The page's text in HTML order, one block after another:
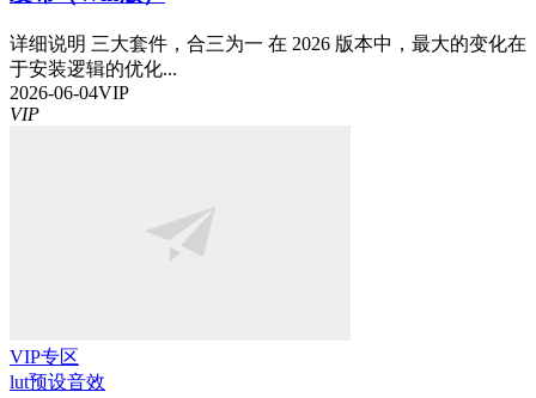
详细说明 三大套件，合三为一 在 2026 版本中，最大的变化在
于安装逻辑的优化...
2026-06-04VIP
VIP
VIP专区
lut预设音效